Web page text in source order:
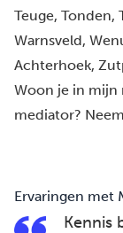
Teuge, Tonden,
Warnsveld,
Achterhoek,
Woon je in mijn
mediator?
Ervaringen met
Kennis